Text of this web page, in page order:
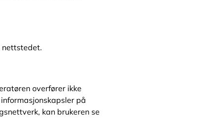
nettstedet.
overfører ikke
på
kan brukeren se